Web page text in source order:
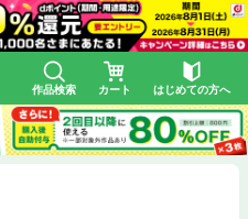
作品検索 カート はじめての方へ